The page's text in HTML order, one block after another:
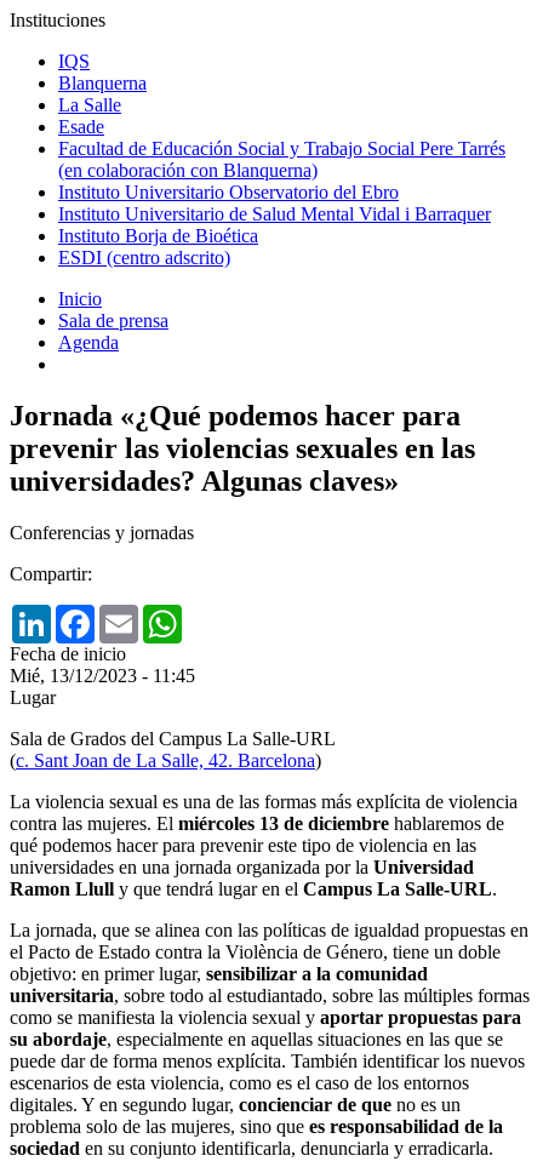
Instituciones
IQS
Blanquerna
La Salle
Esade
Facultad de Educación Social y Trabajo Social Pere Tarrés
(en colaboración con Blanquerna)
Instituto Universitario Observatorio del Ebro
Instituto Universitario de Salud Mental Vidal i Barraquer
Instituto Borja de Bioética
ESDI (centro adscrito)
Inicio
Sala de prensa
Agenda
Jornada «¿Qué podemos hacer para
prevenir las violencias sexuales en las
universidades? Algunas claves»
Conferencias y jornadas
Compartir:
LinkedInFacebook
Email
Fecha de inicio
Mié, 13/12/2023 - 11:45
Lugar
Sala de Grados del Campus La Salle-URL
(c. Sant Joan de La Salle, 42. Barcelona)
La violencia sexual es una de las formas más explícita de violencia
contra las mujeres. El miércoles 13 de diciembre hablaremos de
qué podemos hacer para prevenir este tipo de violencia en las
universidades en una jornada organizada por la Universidad
Ramon Llull y que tendrá lugar en el Campus La Salle-URL.
La jornada, que se alinea con las políticas de igualdad propuestas en
el Pacto de Estado contra la Violència de Género, tiene un doble
objetivo: en primer lugar, sensibilizar a la comunidad
universitaria, sobre todo al estudiantado, sobre las múltiples formas
como se manifiesta la violencia sexual y aportar propuestas para
su abordaje, especialmente en aquellas situaciones en las que se
puede dar de forma menos explícita. También identificar los nuevos
escenarios de esta violencia, como es el caso de los entornos
digitales. Y en segundo lugar, concienciar de que no es un
problema solo de las mujeres, sino que es responsabilidad de la
sociedad en su conjunto identificarla, denunciarla y erradicarla.